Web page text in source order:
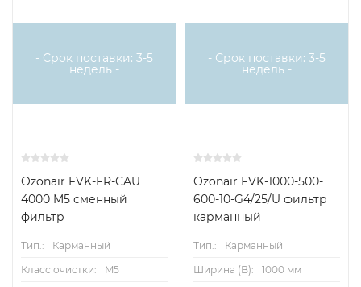
- Срок поставки: 3-5
недель -
Ozonair FVK-FR-CAU
4000 M5 сменный
фильтр
Тип.:
Карманный
Класс очистки:
M5
- Срок поставки: 3-5
недель -
Ozonair FVK-1000-500-
600-10-G4/25/U фильтр
карманный
Тип.:
Карманный
Ширина (B):
1000 мм